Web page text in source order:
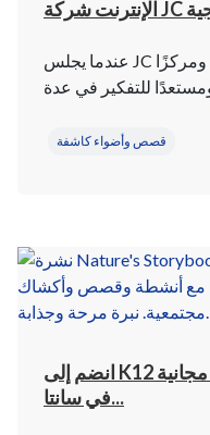
عندما يجلس JC للعب الشطرنج، يكون هادئًا ومركزًا
قصص وأضواء كاشفة
انضم إلى K12 وطابيثا براون في فعالية عائلية مجانية
في سانتا...